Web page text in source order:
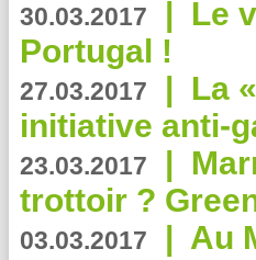
30.03.2017 | Le
Portugal !
27.03.2017 | La
initiative anti-
23.03.2017 |
trottoir ?
03.03.2017 | Au